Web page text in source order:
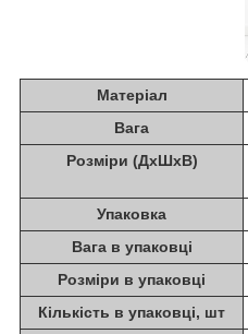
Матеріал
Вага
Розміри (ДхШхВ)
Упаковка
Вага в упаковці
Розміри в упаковці
Кількість в упаковці, шт